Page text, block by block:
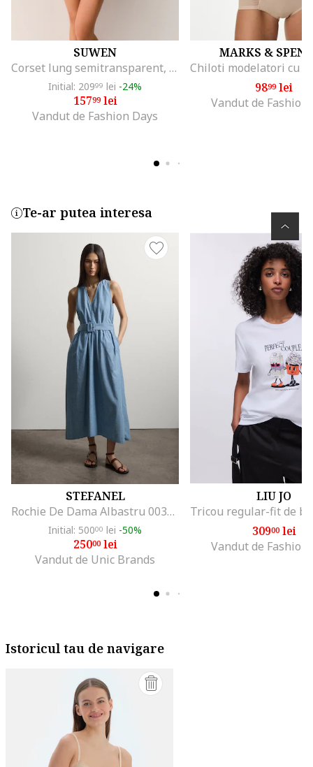
SUWEN
Corset lung semitransparent, Bej deschis
Initial: 20999 lei -24%
15799lei
Vandut de Fashion Days
MARKS &
9899lei
Vandut de Fashion
Te-ar putea interesa
STEFANEL
Rochie De Dama Albastru 003570963
Initial: 50000 lei -50%
25000lei
Vandut de Unic Brands
LIU JO
30900lei
Vandut de Fashion
Istoricul tau de navigare